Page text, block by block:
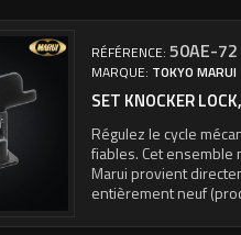
RÉFÉRENCE:50AE-72
MARQUE: TOKYO MARUI
SET KNOCKER
Régulez le cycle
fiables. Cet ensemble
Marui provient
entièrement neuf